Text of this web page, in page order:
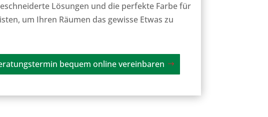
Lösungen und die perfekte Farbefür
um Ihren Räumen das gewisse Etwas zu
bequem online vereinbaren